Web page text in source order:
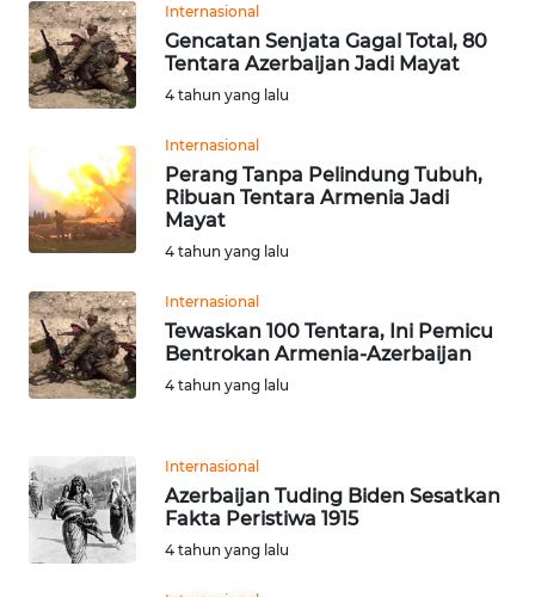
Internasional
Gencatan Senjata Gagal Total, 80
Tentara Azerbaijan Jadi Mayat
4 tahun yang lalu
Internasional
Perang Tanpa Pelindung Tubuh,
Ribuan Tentara Armenia Jadi
Mayat
4 tahun yang lalu
Internasional
Tewaskan 100 Tentara, Ini Pemicu
Bentrokan Armenia-Azerbaijan
4 tahun yang lalu
Internasional
Azerbaijan Tuding Biden Sesatkan
Fakta Peristiwa 1915
4 tahun yang lalu
INDEKS
BERITA
KONTAK
INFO
IKLAN
TENTANG
KAMI
PEDOMAN
MEDIA
REDAKSI
KARIR